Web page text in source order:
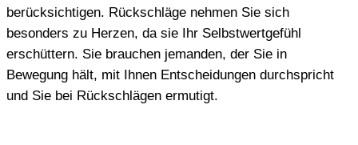
berücksichtigen. Rückschläge nehmen Sie sich
besonders zu Herzen, da sie Ihr Selbstwertgefühl
erschüttern. Sie brauchen jemanden, der Sie in
Bewegung hält, mit Ihnen Entscheidungen durchspricht
und Sie bei Rückschlägen ermutigt.